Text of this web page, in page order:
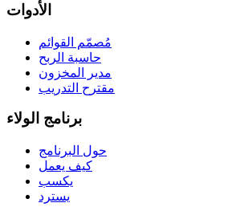
الأدوات
مُصمّم القوائم
حاسبة الربح
مدير المخزون
مقترح التدريب
برنامج الولاء
حول البرنامج
كيف يعمل
يكسب
يسترد